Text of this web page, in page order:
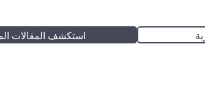
استكشف المقالات